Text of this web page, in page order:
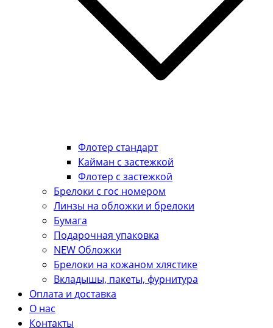
Флотер стандарт
Кайман с застежкой
Флотер с застежкой
Брелоки с гос номером
Линзы на обложки и брелоки
Бумага
Подарочная упаковка
NEW Обложки
Брелоки на кожаном хлястике
Вкладышы, пакеты, фурнитура
Оплата и доставка
О нас
Контакты